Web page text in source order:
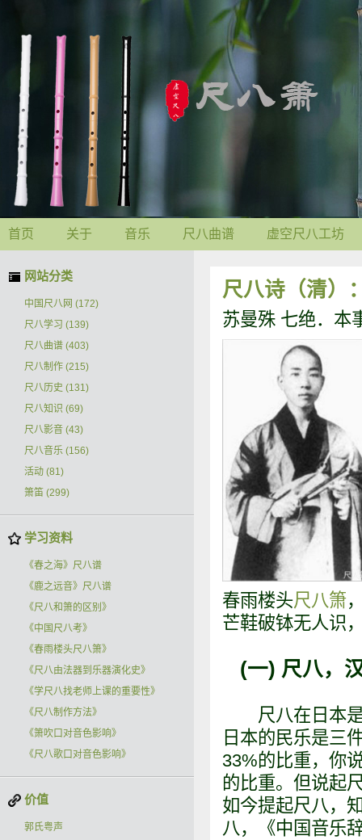
首页 关于 音乐 尺八曲谱 虚空尺八工坊
尺八诗（清）
苏曼殊 七绝．本
春雨楼头尺八箫
芒鞋破钵无人识
(一) 尺八，
尺八在日本是
日本的民乐是三
33%的比重，你
的比重。但说起
如今提起尺八，
八，《中国音乐
网站分类
中国尺八网 (172)
尺八学习 (139)
尺八曲谱 (403)
尺八制作 (215)
尺八历史 (131)
尺八知识 (69)
尺八影音 (43)
尺八音乐 (156)
活动 (81)
箫笛 (299)
学习资料
《春之海》尺八谱
《鹿之远音》尺八谱
《尺八和箫的区别》
《中国尺八考》
《春雨楼头尺八箫》
《尺八由法器到乐器演化史》
《学尺八找老师上课的重要性》
《尺八制作方法》
《箫吹口对音色影响》
《尺八歌口对音色影响》
价值
郭氏粤声